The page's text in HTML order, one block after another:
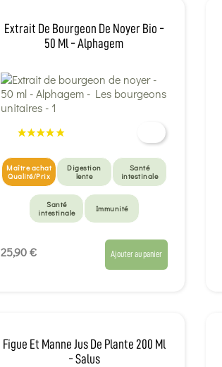
Extrait De Bourgeon De Noyer Bio -
50 Ml - Alphagem
Maître achat
Qualité/Prix
Digestion
lente
Santé
intestinale
Santé
intestinale
Immunité
25,90 € Ajouter au panier
Figue Et Manne Jus De Plante 200 Ml
- Salus